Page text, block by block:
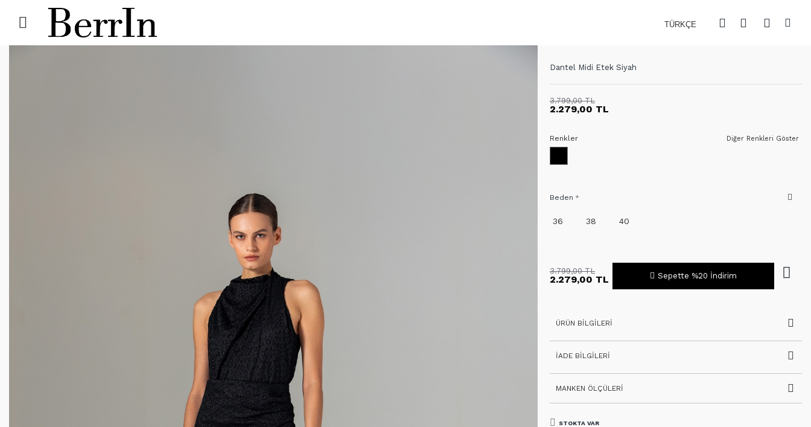
TÜRKÇE
Dantel Midi Etek Siyah
STOKTA VAR
2.279,00 TL
3.799,00 TL
Beden
36 38 40
2.279,00 TL
3.799,00 TL
Sepette %20 İndirim
Diğer Renkleri Göster
Renkler
ÜRÜN BILGILERI
İADE BILGILERI
MANKEN ÖLÇÜLERI